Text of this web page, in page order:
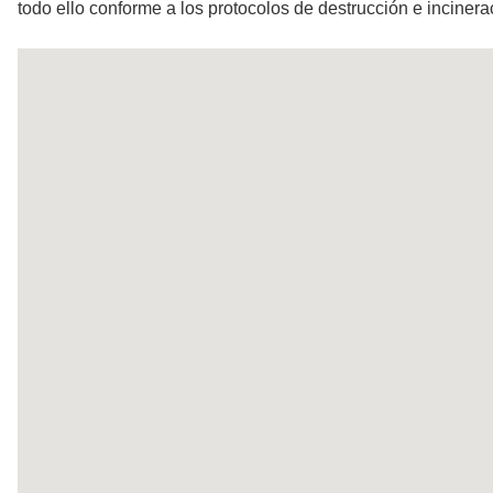
todo ello conforme a los protocolos de destrucción e